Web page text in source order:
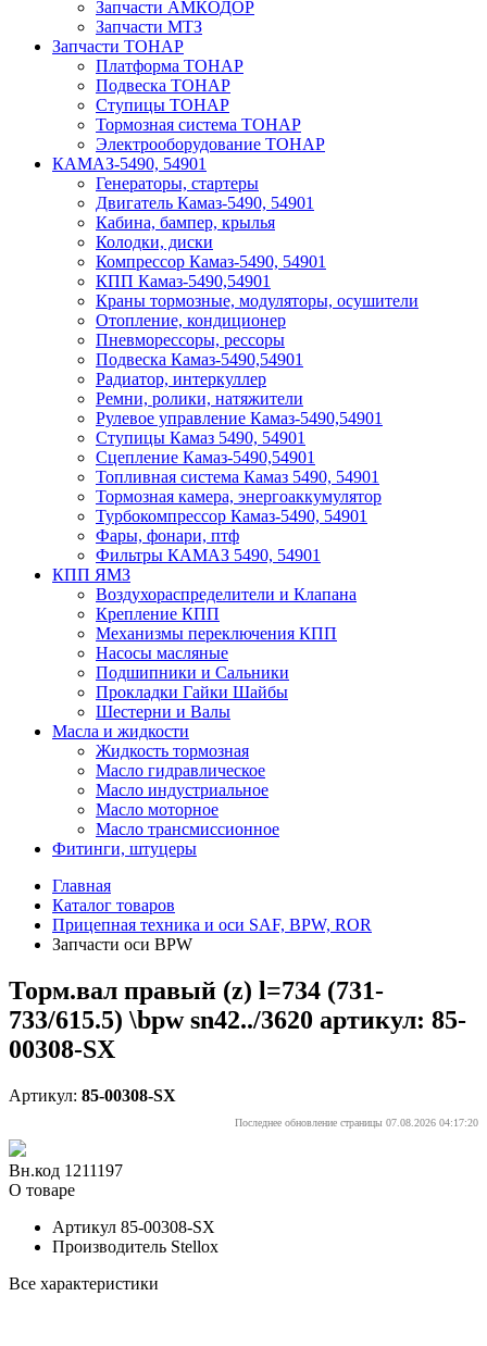
Запчасти АМКОДОР
Запчасти МТЗ
Запчасти ТОНАР
Платформа ТОНАР
Подвеска ТОНАР
Ступицы ТОНАР
Тормозная система ТОНАР
Электрооборудование ТОНАР
КАМАЗ-5490, 54901
Генераторы, стартеры
Двигатель Камаз-5490, 54901
Кабина, бампер, крылья
Колодки, диски
Компрессор Камаз-5490, 54901
КПП Камаз-5490,54901
Краны тормозные, модуляторы, осушители
Отопление, кондиционер
Пневморессоры, рессоры
Подвеска Камаз-5490,54901
Радиатор, интеркуллер
Ремни, ролики, натяжители
Рулевое управление Камаз-5490,54901
Ступицы Камаз 5490, 54901
Сцепление Камаз-5490,54901
Топливная система Камаз 5490, 54901
Тормозная камера, энергоаккумулятор
Турбокомпрессор Камаз-5490, 54901
Фары, фонари, птф
Фильтры КАМАЗ 5490, 54901
КПП ЯМЗ
Воздухораспределители и Клапана
Крепление КПП
Механизмы переключения КПП
Насосы масляные
Подшипники и Сальники
Прокладки Гайки Шайбы
Шестерни и Валы
Масла и жидкости
Жидкость тормозная
Масло гидравлическое
Масло индустриальное
Масло моторное
Масло трансмиссионное
Фитинги, штуцеры
Главная
Каталог товаров
Прицепная техника и оси SAF, BPW, ROR
Запчасти оси BPW
Торм.вал правый (z) l=734 (731-
733/615.5) \bpw sn42../3620 артикул: 85-
00308-SX
Артикул: 85-00308-SX
Последнее обновление страницы 07.08.2026 04:17:20
Вн.код 1211197
О товаре
Артикул 85-00308-SX
Производитель Stellox
Все характеристики